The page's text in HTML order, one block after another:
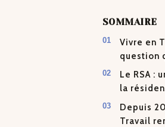
SOMMAIRE
Vivre en
question
Le RSA :
la
Depuis
Travail